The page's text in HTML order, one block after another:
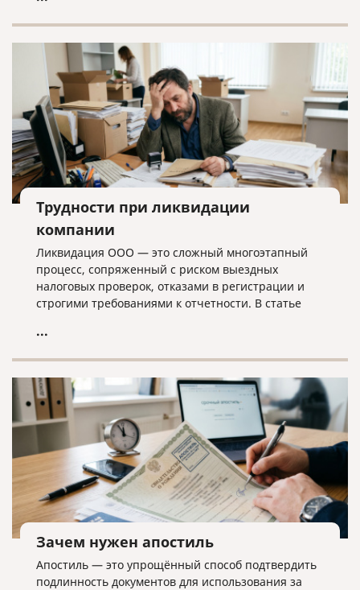
Трудности при ликвидации
компании
Ликвидация ООО — это сложный многоэтапный
процесс, сопряженный с риском выездных
налоговых проверок, отказами в регистрации и
строгими требованиями к отчетности. В статье
бизнеса, критерии упрощенной процедуры и
...
Зачем нужен апостиль
Апостиль — это упрощённый способ подтвердить
подлинность документов для использования за